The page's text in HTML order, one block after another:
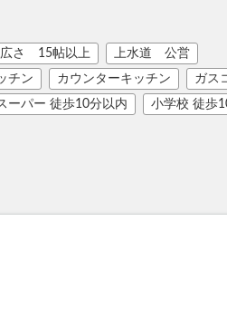
広さ 15帖以上
上水道 公営
チン カウンターキッチン
ガス
ーパー 徒歩10分以内 小学校 徒歩